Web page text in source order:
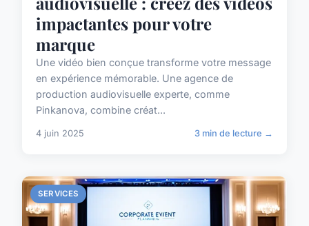
impactantes pour votre
marque
Une vidéo bien conçue transforme votre message
en expérience mémorable. Une agence de
production audiovisuelle experte, comme
Pinkanova, combine créat...
4 juin 2025 3 min de lecture →
SERVICES